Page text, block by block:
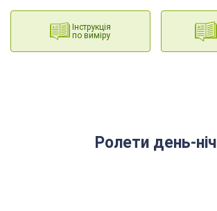
Інструкція
по виміру
Ролети день-ніч